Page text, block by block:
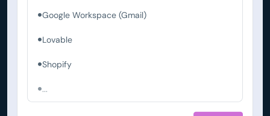
Google Workspace (Gmail)
Lovable
Shopify
...